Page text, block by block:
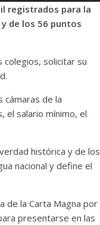
registrados para la
de los 56 puntos
colegios, solicitar su
cámaras de la
el salario mínimo, el
histórica y de los
nacional y define el
de la Carta Magna por
presentarse en las